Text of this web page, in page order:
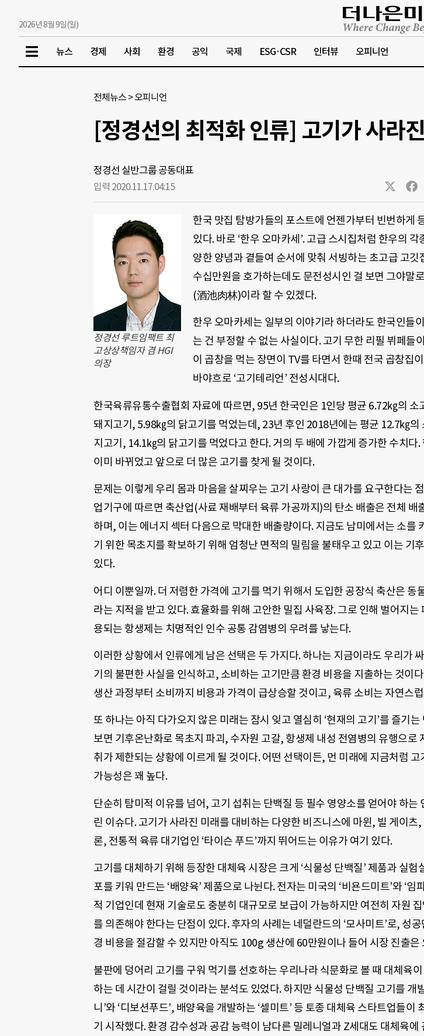
2026년 8월 9일(일)
뉴스 경제 사회 환경 공익 국제 ESG·CSR 인터뷰 오피니언
전체뉴스 >오피니언
[정경선의 최적화 인류] 고기가 사라
정경선 실반그룹 공동대표
입력 2020.11.17.04:15
정경선 루트임팩트 최
고상상책임자 겸 HGI
의장
한국 맛집 탐방가들의 포스트에 언젠가부터 빈번하게
있다. 바로 ‘한우 오마카세’. 고급 스시집처럼 한우의
양한 양념과 곁들여 순서에 맞춰 서빙하는 초고급 고깃
수십만원을 호가하는데도 문전성시인 걸 보면 그야말
(酒池肉林)이라 할 수 있겠다.
한우 오마카세는 일부의 이야기라 하더라도 한국인들
는 건 부정할 수 없는 사실이다. 고기 무한 리필 뷔페들
이 곱창을 먹는 장면이 TV를 타면서 한때 전국 곱창집
바야흐로 ‘고기테리언’ 전성시대다.
한국육류유통수출협회 자료에 따르면, 95년 한국인은 1인당 평균 6.72㎏의 소
돼지고기, 5.98㎏의 닭고기를 먹었는데, 23년 후인 2018년에는 평균 12.7㎏의
지고기, 14.1㎏의 닭고기를 먹었다고 한다. 거의 두 배에 가깝게 증가한 수치다
이미 바뀌었고 앞으로 더 많은 고기를 찾게 될 것이다.
문제는 이렇게 우리 몸과 마음을 살찌우는 고기 사랑이 큰 대가를 요구한다는
업기구에 따르면 축산업(사료 재배부터 육류 가공까지)의 탄소 배출은 전체 배
하며, 이는 에너지 섹터 다음으로 막대한 배출량이다. 지금도 남미에서는 소를
기 위한 목초지를 확보하기 위해 엄청난 면적의 밀림을 불태우고 있고 이는 기
있다.
어디 이뿐일까. 더 저렴한 가격에 고기를 먹기 위해서 도입한 공장식 축산은 동
라는 지적을 받고 있다. 효율화를 위해 고안한 밀집 사육장. 그로 인해 벌어지는
용되는 항생제는 치명적인 인수 공통 감염병의 우려를 낳는다.
이러한 상황에서 인류에게 남은 선택은 두 가지다. 하나는 지금이라도 우리가
기의 불편한 사실을 인식하고, 소비하는 고기만큼 환경 비용을 지출하는 것이
생산 과정부터 소비까지 비용과 가격이 급상승할 것이고, 육류 소비는 자연스
또 하나는 아직 다가오지 않은 미래는 잠시 잊고 열심히 ‘현재의 고기’를 즐기
보면 기후온난화로 목초지 파괴, 수자원 고갈, 항생제 내성 전염병의 유행으로
취가 제한되는 상황에 이르게 될 것이다. 어떤 선택이든, 먼 미래에 지금처럼 고
가능성은 꽤 높다.
단순히 탐미적 이유를 넘어, 고기 섭취는 단백질 등 필수 영양소를 얻어야 하는
린 이슈다. 고기가 사라진 미래를 대비하는 다양한 비즈니스에 마윈, 빌 게이츠
론, 전통적 육류 대기업인 ‘타이슨 푸드’까지 뛰어드는 이유가 여기 있다.
고기를 대체하기 위해 등장한 대체육 시장은 크게 ‘식물성 단백질’ 제품과 실험
포를 키워 만드는 ‘배양육’ 제품으로 나뉜다. 전자는 미국의 ‘비욘드미트’와 ‘임
적 기업인데 현재 기술로도 충분히 대규모로 보급이 가능하지만 여전히 자원
를 의존해야 한다는 단점이 있다. 후자의 사례는 네덜란드의 ‘모사미트’로, 성
경 비용을 절감할 수 있지만 아직도 100g 생산에 60만원이나 들어 시장 진출은
불판에 덩어리 고기를 구워 먹기를 선호하는 우리나라 식문화로 볼 때 대체육
하는 데 시간이 걸릴 것이라는 분석도 있었다. 하지만 식물성 단백질 고기를 개
니’와 ‘디보션푸드’, 배양육을 개발하는 ‘셀미트’ 등 토종 대체육 스타트업들이
기 시작했다. 환경 감수성과 공감 능력이 남다른 밀레니얼과 Z세대도 대체육에